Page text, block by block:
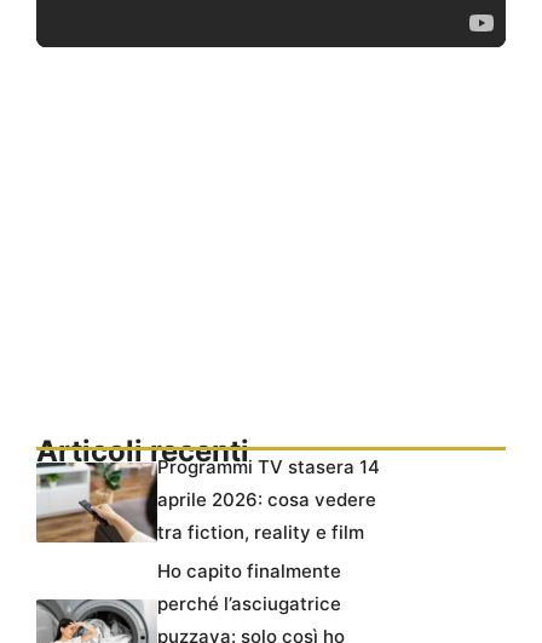
Articoli recentiProgrammi TV stasera 14
aprile 2026: cosa vedere
tra fiction, reality e film
Ho capito finalmente
perché l’asciugatrice
puzzava: solo così ho